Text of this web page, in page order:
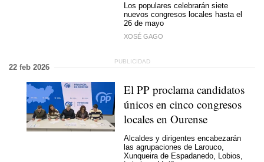
Los populares celebrarán siete
nuevos congresos locales hasta el
26 de mayo
XOSÉ GAGO
22 feb 2026
El PP proclama candidatos
únicos en cinco congresos
locales en Ourense
Alcaldes y dirigentes encabezarán
las agrupaciones de Larouco,
Xunqueira de Espadanedo, Lobios,